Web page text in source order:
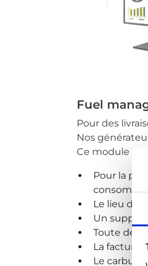
Fuel
Pour des
Nos
Ce module
Pour la
Le lieu de
Un
Toute
La
Le